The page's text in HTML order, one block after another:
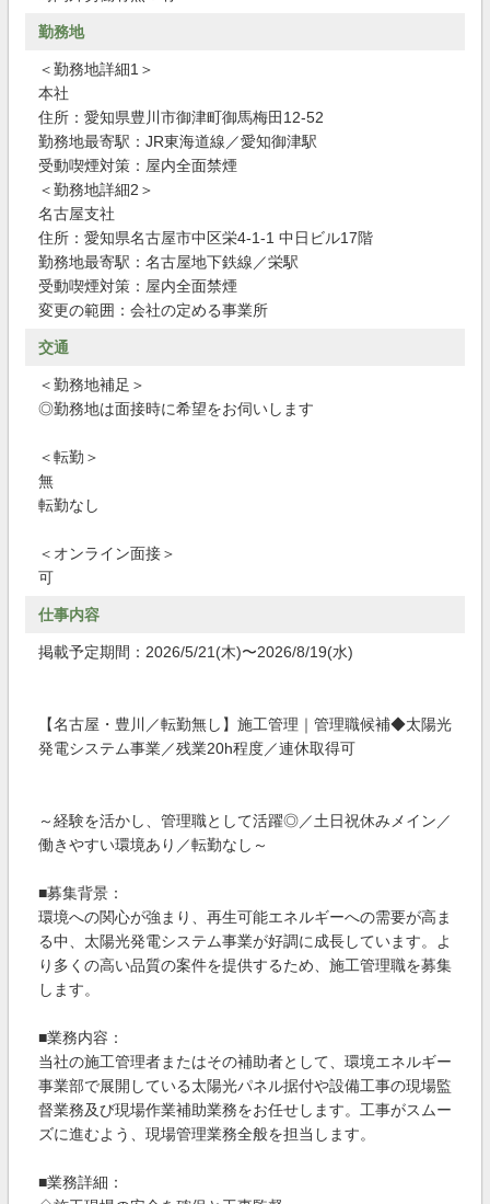
勤務地
＜勤務地詳細1＞
本社
住所：愛知県豊川市御津町御馬梅田12-52
勤務地最寄駅：JR東海道線／愛知御津駅
受動喫煙対策：屋内全面禁煙
＜勤務地詳細2＞
名古屋支社
住所：愛知県名古屋市中区栄4-1-1 中日ビル17階
勤務地最寄駅：名古屋地下鉄線／栄駅
受動喫煙対策：屋内全面禁煙
変更の範囲：会社の定める事業所
交通
＜勤務地補足＞
◎勤務地は面接時に希望をお伺いします
＜転勤＞
無
転勤なし
＜オンライン面接＞
可
仕事内容
掲載予定期間：2026/5/21(木)〜2026/8/19(水)
【名古屋・豊川／転勤無し】施工管理｜管理職候補◆太陽光
発電システム事業／残業20h程度／連休取得可
～経験を活かし、管理職として活躍◎／土日祝休みメイン／
働きやすい環境あり／転勤なし～
■募集背景：
環境への関心が強まり、再生可能エネルギーへの需要が高ま
る中、太陽光発電システム事業が好調に成長しています。よ
り多くの高い品質の案件を提供するため、施工管理職を募集
します。
■業務内容：
当社の施工管理者またはその補助者として、環境エネルギー
事業部で展開している太陽光パネル据付や設備工事の現場監
督業務及び現場作業補助業務をお任せします。工事がスムー
ズに進むよう、現場管理業務全般を担当します。
■業務詳細：